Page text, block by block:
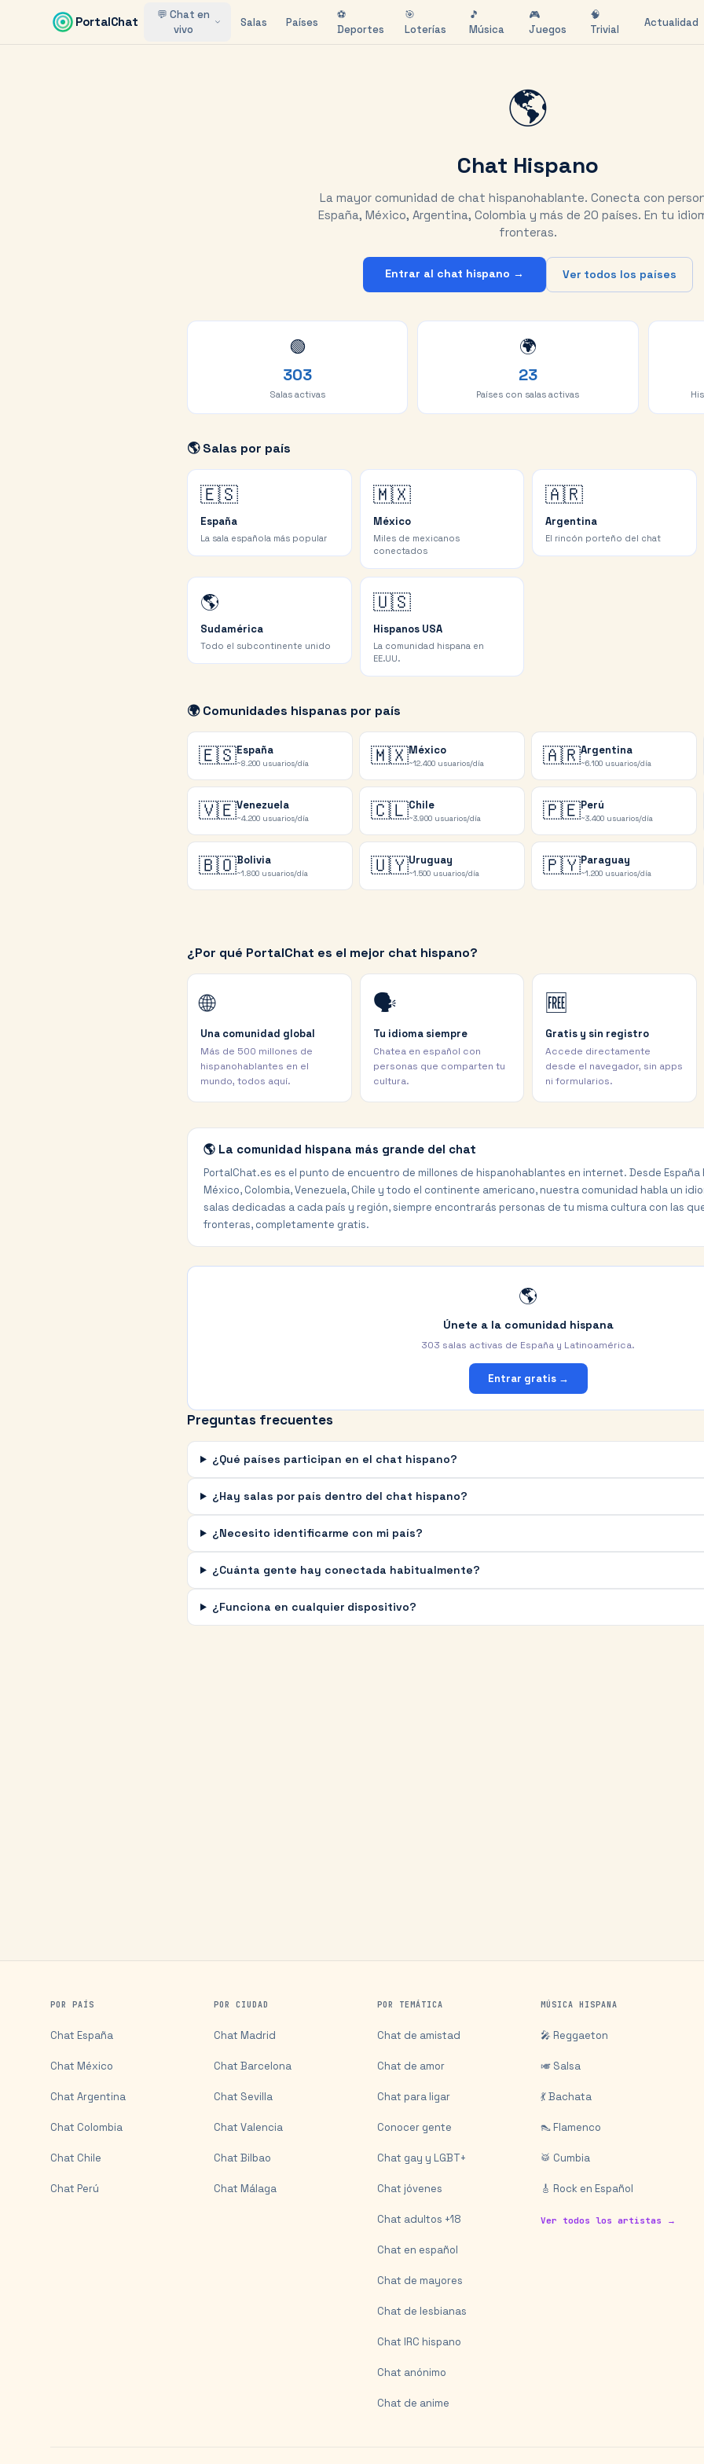
Saltar al contenido principal
PortalChat
💬 Chat en
vivo
Salas Países
⚽
Deportes
🎯
Loterías
🎵
Música
🎮
Juegos
🧠
Trivial
Actualidad
🌎
Chat Hispano
La mayor comunidad de chat hispanohablante. Conecta con
España, México, Argentina, Colombia y más de 20 países. En tu
fronteras.
Entrar al chat hispano → Ver todos los países
🟢
303
Salas activas
🌍
23
Países con salas activas
🌎 Salas por país
🇪🇸
España
La sala española más popular
🇲🇽
México
Miles de mexicanos
conectados
🇦🇷
Argentina
El rincón porteño del chat
🌎
Sudamérica
Todo el subcontinente unido
🇺🇸
Hispanos USA
La comunidad hispana en
EE.UU.
🌍 Comunidades hispanas por país
🇪🇸España
~8.200 usuarios/día 🇲🇽México
~12.400 usuarios/día 🇦🇷Argentina
~6.100 usuarios/día
🇻🇪Venezuela
~4.200 usuarios/día 🇨🇱Chile
~3.900 usuarios/día 🇵🇪Perú
~3.400 usuarios/día
🇧🇴Bolivia
~1.800 usuarios/día 🇺🇾Uruguay
~1.500 usuarios/día 🇵🇾Paraguay
~1.200 usuarios/día
¿Por qué PortalChat es el mejor chat hispano?
🌐
Una comunidad global
Más de 500 millones de
hispanohablantes en el
mundo, todos aquí.
🗣️
Tu idioma siempre
Chatea en español con
personas que comparten tu
cultura.
🆓
Gratis y sin registro
Accede directamente
desde el navegador, sin apps
ni formularios.
🌎 La comunidad hispana más grande del chat
PortalChat.es es el punto de encuentro de millones de hispanohablantes en internet. Desde
México, Colombia, Venezuela, Chile y todo el continente americano, nuestra comunidad habla un
salas dedicadas a cada país y región, siempre encontrarás personas de tu misma cultura con las
fronteras, completamente gratis.
🌎
Únete a la comunidad hispana
303 salas activas de España y Latinoamérica.
Entrar gratis →
Preguntas frecuentes
¿Qué países participan en el chat hispano?
¿Hay salas por país dentro del chat hispano?
¿Necesito identificarme con mi país?
¿Cuánta gente hay conectada habitualmente?
¿Funciona en cualquier dispositivo?
POR PAÍS
Chat España
Chat México
Chat Argentina
Chat Colombia
Chat Chile
Chat Perú
POR CIUDAD
Chat Madrid
Chat Barcelona
Chat Sevilla
Chat Valencia
Chat Bilbao
Chat Málaga
POR TEMÁTICA
Chat de amistad
Chat de amor
Chat para ligar
Conocer gente
Chat gay y LGBT+
Chat jóvenes
Chat adultos +18
Chat en español
Chat de mayores
Chat de lesbianas
Chat IRC hispano
Chat anónimo
Chat de anime
MÚSICA HISPANA
🎤 Reggaeton
🎺 Salsa
💃 Bachata
👠 Flamenco
🥁 Cumbia
🎸 Rock en Español
Ver todos los artistas →